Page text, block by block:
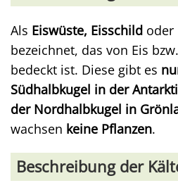
Als Eiswüste, Eisschild oder
bezeichnet, das von Eis
bedeckt ist. Diese gibt es
Südhalbkugel in der
der Nordhalbkugel in
wachsen keine Pflanzen.
Beschreibung der